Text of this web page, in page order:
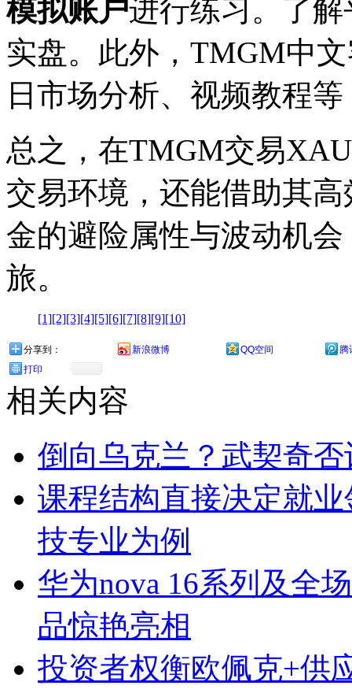
模拟账户进行练习。了
实盘。此外，TMGM中
日市场分析、视频教程
总之，在TMGM交易
交易环境，还能借助其
金的避险属性与波动机
旅。
[1][2][3][4][5][6][7][8][9][10]
分享到： 新浪微博 QQ空间
腾
打印
相关内容
倒向乌克兰？武契奇否
课程结构直接决定就
技专业为例
华为nova 16系列及全
品惊艳亮相
投资者权衡欧佩克+供